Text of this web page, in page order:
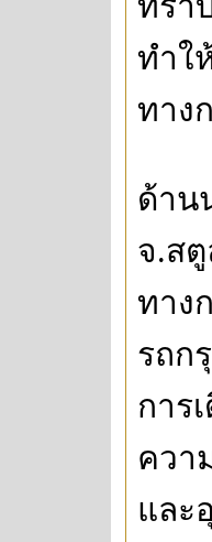
ทำใ
ทาง
ด้าน
จ.ส
ทาง
รถก
การ
ควา
และ